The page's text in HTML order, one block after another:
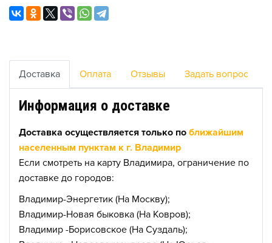
Доставка Оплата Отзывы Задать вопрос
Информация о доставке
Доставка осуществляется только по ближайшим
населенным пунктам к г. Владимир
Если смотреть на карту Владимира, ограничение по
доставке до городов:
Владимир-Энергетик (На Москву);
Владимир-Новая быковка (На Ковров);
Владимир -Борисовское (На Суздаль);